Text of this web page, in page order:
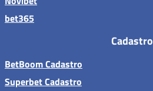
bet365
Cadastro
BetBoom Cadastro
Superbet Cadastro